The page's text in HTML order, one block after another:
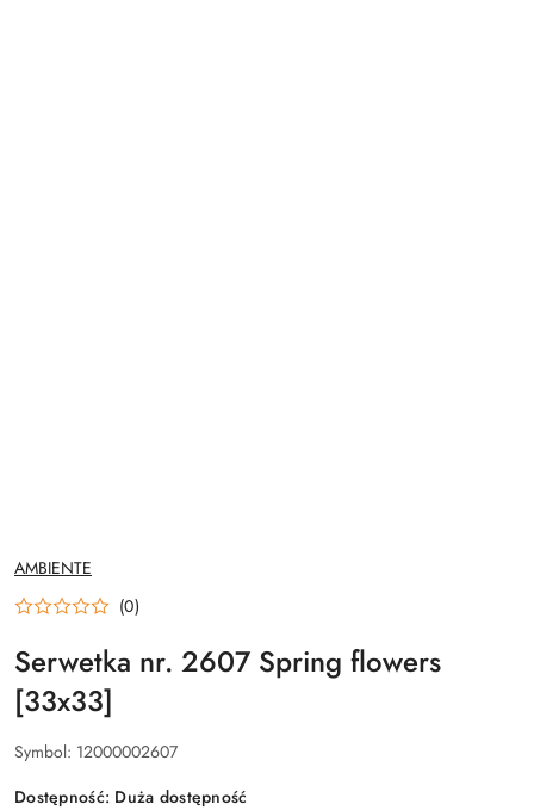
NAZWA
PRODUCENTA:
AMBIENTE
(0)
Serwetka nr. 2607 Spring flowers
[33x33]
Symbol: 12000002607
Dostępność: Duża dostępność